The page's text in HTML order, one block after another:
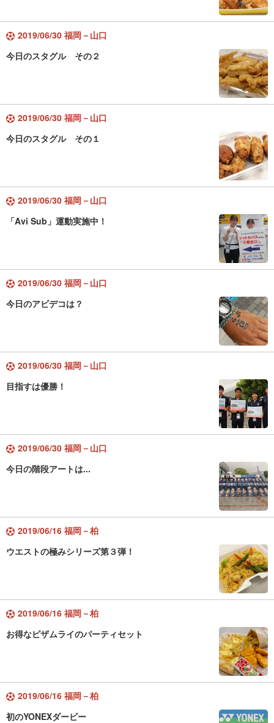
2019/06/30 福岡－山口
今日のスタグル その２
2019/06/30 福岡－山口
今日のスタグル その１
2019/06/30 福岡－山口
「Avi Sub」運動実施中！
2019/06/30 福岡－山口
今日のアビデコは？
2019/06/30 福岡－山口
目指すは優勝！
2019/06/30 福岡－山口
今日の階段アートは...
2019/06/16 福岡－柏
ウエストの極みシリーズ第３弾！
2019/06/16 福岡－柏
お得なピザムライのパーティセット
2019/06/16 福岡－柏
初のYONEXダービー